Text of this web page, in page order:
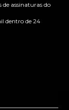
assinaturas do
dentro de 24